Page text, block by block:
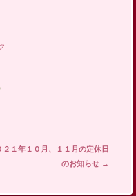
２１年１０月、１１月の定休日
のお知らせ →